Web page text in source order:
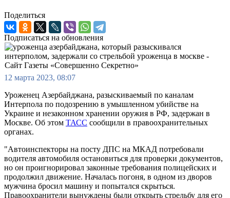
Поделиться
Подписаться на обновления
12 марта 2023, 08:07
Уроженец Азербайджана, разыскиваемый по каналам
Интерпола по подозрению в умышленном убийстве на
Украине и незаконном хранении оружия в РФ, задержан в
Москве. Об этом ТАСС сообщили в правоохранительных
органах.
"Автоинспекторы на посту ДПС на МКАД потребовали
водителя автомобиля остановиться для проверки документов,
но он проигнорировал законные требования полицейских и
продолжил движение. Началась погоня, в одном из дворов
мужчина бросил машину и попытался скрыться.
Правоохранители вынуждены были открыть стрельбу для его